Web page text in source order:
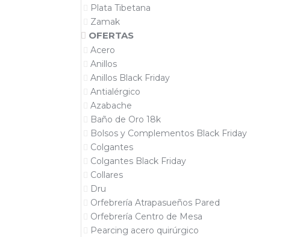
Plata Tibetana
Zamak
OFERTAS
Acero
Anillos
Anillos Black Friday
Antialérgico
Azabache
Baño de Oro 18k
Bolsos y Complementos Black Friday
Colgantes
Colgantes Black Friday
Collares
Dru
Orfebrería Atrapasueños Pared
Orfebrería Centro de Mesa
Pearcing acero quirúrgico